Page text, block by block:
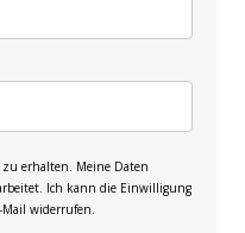
erhalten. Meine Daten
Ich kann die Einwilligung
widerrufen.